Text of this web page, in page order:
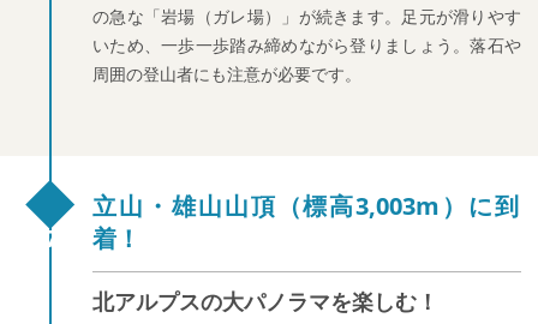
の急な「岩場（ガレ場）」が続きます。足元が滑りやす
いため、一歩一歩踏み締めながら登りましょう。落石や
周囲の登山者にも注意が必要です。
立山・雄山山頂（標高3,003m）に到
着！
北アルプスの大パノラマを楽しむ！